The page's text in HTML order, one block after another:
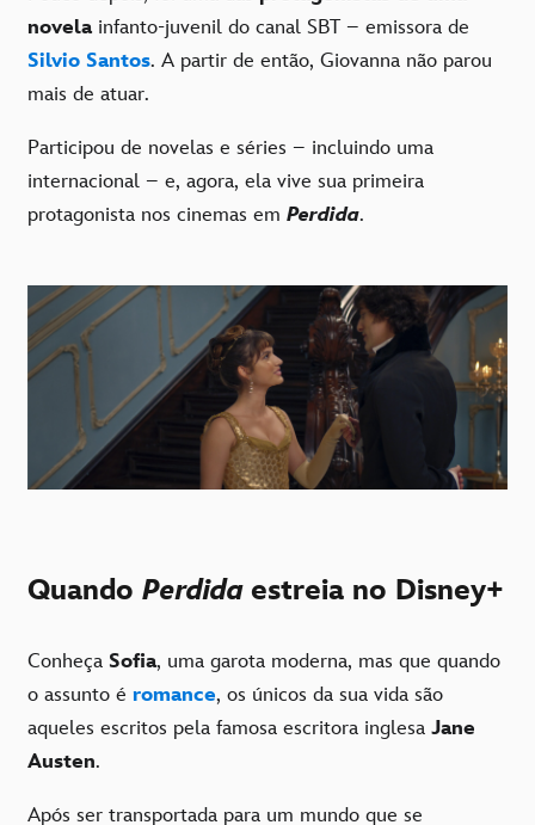
novelainfanto-juvenil do canal SBT – emissora de
Silvio Santos. A partir de então, Giovanna não parou
mais de atuar.
Participou de novelas e séries – incluindo uma
internacional – e, agora, ela vive sua primeira
protagonista nos cinemas em Perdida.
Quando Perdida estreia no Disney+
Conheça Sofia, uma garota moderna, mas que quando
o assunto é romance, os únicos da sua vida são
aqueles escritos pela famosa escritora inglesa Jane
Austen.
Após ser transportada para um mundo que se